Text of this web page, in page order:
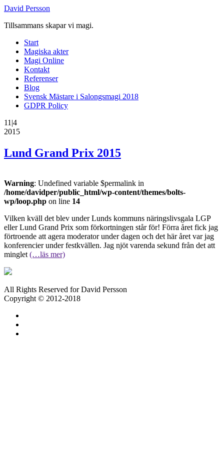
David Persson
Tillsammans skapar vi magi.
Start
Magiska akter
Magi Online
Kontakt
Referenser
Blog
Svensk Mästare i Salongsmagi 2018
GDPR Policy
11|4
2015
Lund Grand Prix 2015
Warning: Undefined variable $permalink in
/home/davidper/public_html/wp-content/themes/bolts-
wp/loop.php on line 14
Vilken kväll det blev under Lunds kommuns näringslivsgala LGP
eller Lund Grand Prix som förkortningen står för! Förra året fick jag
förtroende att agera moderator under dagen och det här året var jag
konferencier under festkvällen. Jag njöt varenda sekund från det att
minglet (…läs mer)
All Rights Reserved for David Persson
Copyright © 2012-2018